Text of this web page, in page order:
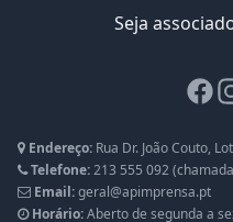
Seja
Endereço: Rua Dr. João Couto,
Telefone:213 555 092
Email:geral@apimprensa.pt
Horário:Aberto de segunda a